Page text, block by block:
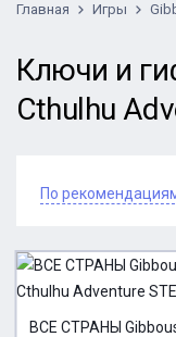
Главная Игры
Ключи и
Cthulhu
По
ВСЕ СТРАНЫ